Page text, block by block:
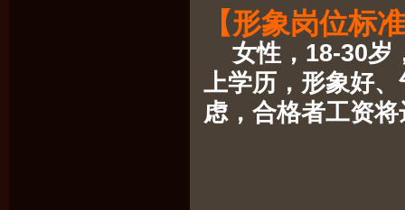
【形象岗位标
女性，18-30岁
上学历，形象好
虑，合格者工资